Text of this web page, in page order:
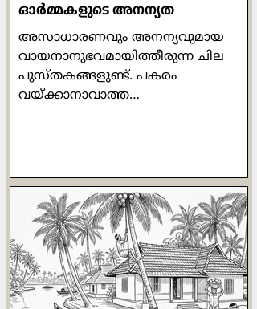
ഓര്‍മ്മകളുടെ അനന്യത
അസാധാരണവും അനന്യവുമായ
വായനാനുഭവമായിത്തീരുന്ന ചില
പുസ്തകങ്ങളുണ്ട്. പകരം
വയ്ക്കാനാവാത്ത
വരിയാണ് ശീര്‍ഷകമായി
മാറിയിരിക്കുന്നത്. സ്വന്തം
അമ്മയെക്കുറിച്ചെഴുതുമ്പോള്‍തന്നെ
ദേശവും കാലവും രാഷ്ട്രീയവും എല്ലാം
സൂക്ഷ്മമായി അടയാളപ്പെടുത്താന്‍
എഴുത്തുകാരിക്ക് സാധിക്കുന്നു.